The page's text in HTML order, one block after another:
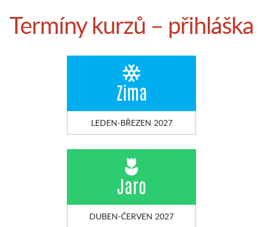
Termíny kurzů – přihláška
Zima
LEDEN-BŘEZEN 2027
Jaro
DUBEN-ČERVEN 2027